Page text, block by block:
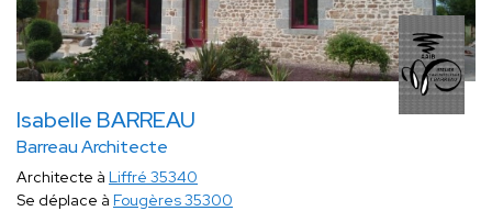
Isabelle BARREAU
Barreau Architecte
Architecte à Liffré 35340
Se déplace à Fougères 35300